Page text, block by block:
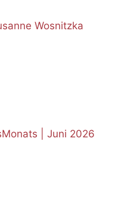
Wosnitzka
| Juni 2026